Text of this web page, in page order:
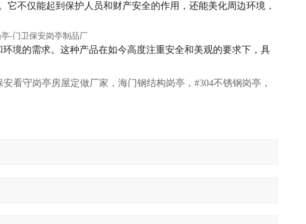
不仅能起到保护人员和财产安全的作用，还能美化周边环境，
境的需求。这种产品在如今高度注重安全和美观的要求下，具
安看守岗亭房屋定做厂家，海门钢结构岗亭，#304不锈钢岗亭，